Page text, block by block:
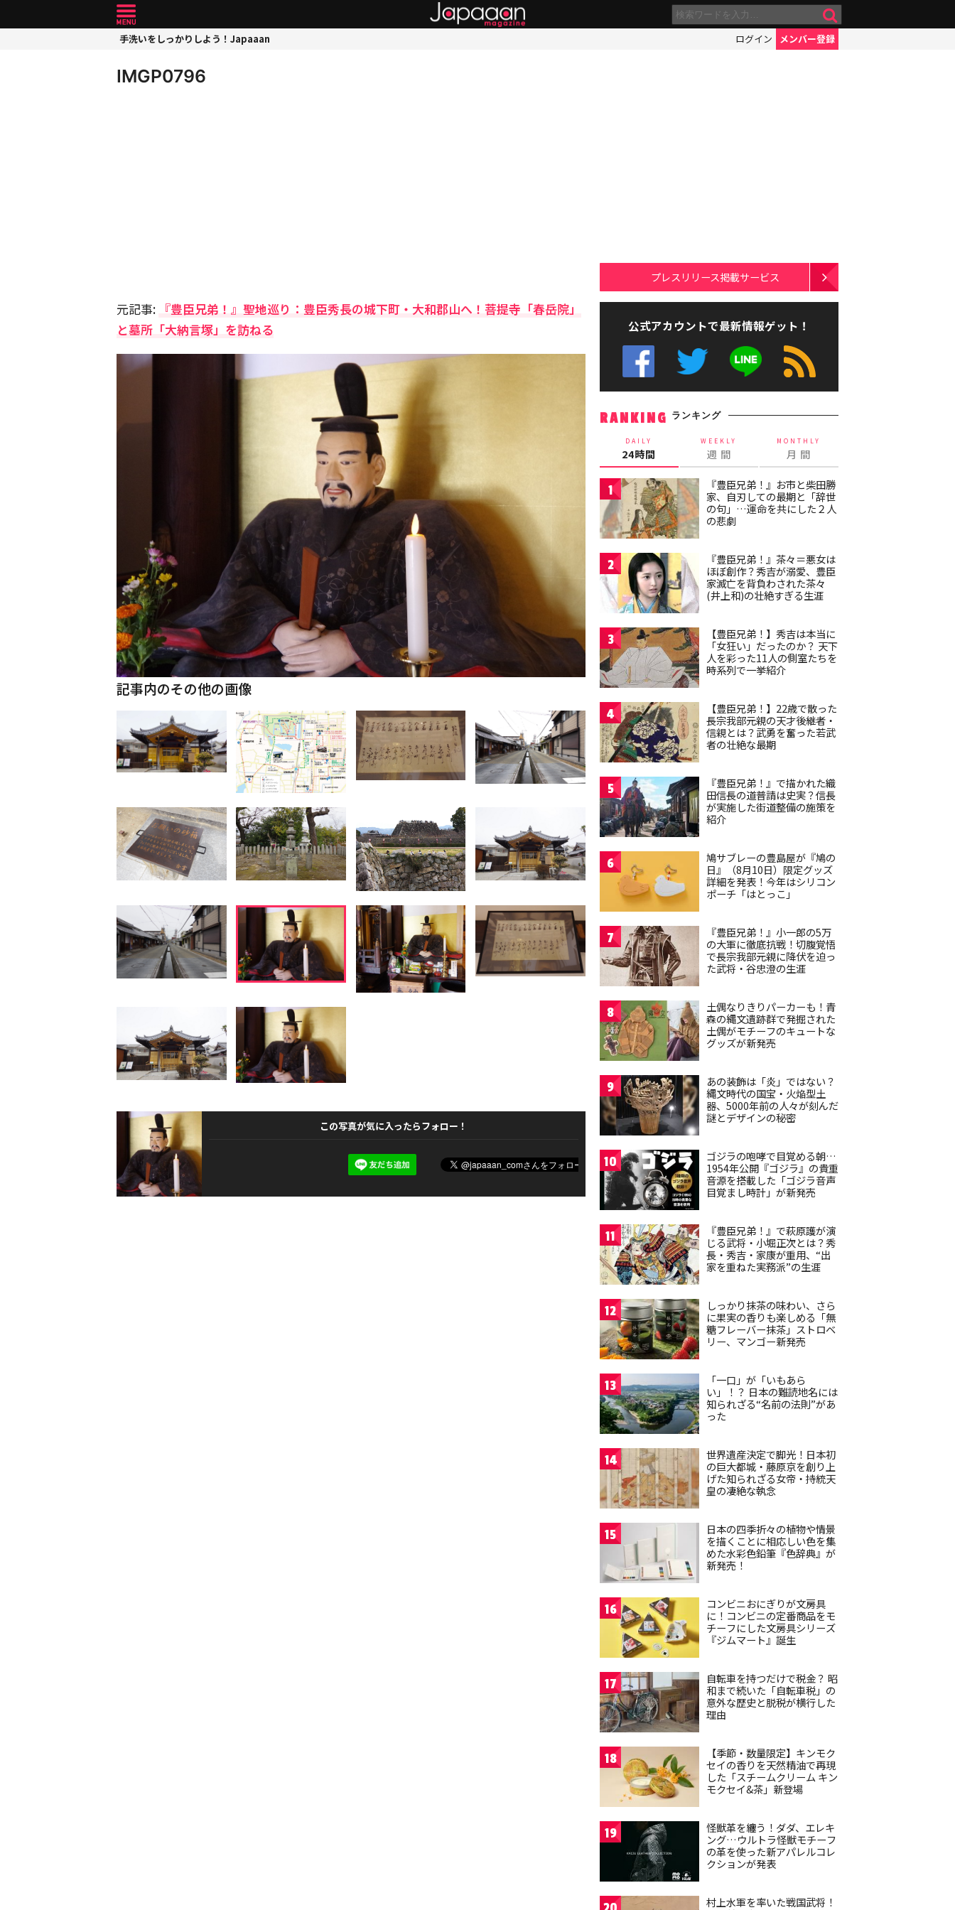
手洗いをしっかりしよう！Japaaan ログイン メンバー登録
IMGP0796
元記事: 『豊臣兄弟！』聖地巡り：豊臣秀長の城下町・大和郡山へ！菩提寺「春岳院」
と墓所「大納言塚」を訪ねる
記事内のその他の画像
この写真が気に入ったらフォロー！
プレスリリース掲載サービス
公式アカウントで最新情報ゲット！
RANKING ランキング
DAILY
24時間
WEEKLY
週 間
MONTHLY
月 間
1
『豊臣兄弟！』お市と柴田勝
家、自刃しての最期と「辞世
の句」…運命を共にした２人
の悲劇
2
『豊臣兄弟！』茶々＝悪女は
ほぼ創作？秀吉が溺愛、豊臣
家滅亡を背負わされた茶々
(井上和)の壮絶すぎる生涯
3
【豊臣兄弟！】秀吉は本当に
「女狂い」だったのか？ 天下
人を彩った11人の側室たちを
時系列で一挙紹介
4
【豊臣兄弟！】22歳で散った
長宗我部元親の天才後継者・
信親とは？武勇を奮った若武
者の壮絶な最期
5
『豊臣兄弟！』で描かれた織
田信長の道普請は史実？信長
が実施した街道整備の施策を
紹介
6
鳩サブレーの豊島屋が『鳩の
日』（8月10日）限定グッズ
詳細を発表！今年はシリコン
ポーチ「はとっこ」
7
『豊臣兄弟！』小一郎の5万
の大軍に徹底抗戦！切腹覚悟
で長宗我部元親に降伏を迫っ
た武将・谷忠澄の生涯
8
土偶なりきりパーカーも！青
森の縄文遺跡群で発掘された
土偶がモチーフのキュートな
グッズが新発売
9
あの装飾は「炎」ではない？
縄文時代の国宝・火焔型土
器、5000年前の人々が刻んだ
謎とデザインの秘密
10
ゴジラの咆哮で目覚める朝…
1954年公開『ゴジラ』の貴重
音源を搭載した「ゴジラ音声
目覚まし時計」が新発売
11
『豊臣兄弟！』で萩原護が演
じる武将・小堀正次とは？秀
長・秀吉・家康が重用、“出
家を重ねた実務派”の生涯
12
しっかり抹茶の味わい、さら
に果実の香りも楽しめる「無
糖フレーバー抹茶」ストロベ
リー、マンゴー新発売
13
「一口」が「いもあら
い」！？ 日本の難読地名には
知られざる“名前の法則”があ
った
14
世界遺産決定で脚光！日本初
の巨大都城・藤原京を創り上
げた知られざる女帝・持統天
皇の凄絶な執念
15
日本の四季折々の植物や情景
を描くことに相応しい色を集
めた水彩色鉛筆『色辞典』が
新発売！
16
コンビニおにぎりが文房具
に！コンビニの定番商品をモ
チーフにした文房具シリーズ
『ジムマート』誕生
17
自転車を持つだけで税金？ 昭
和まで続いた「自転車税」の
意外な歴史と脱税が横行した
理由
18
【季節・数量限定】キンモク
セイの香りを天然精油で再現
した「スチームクリーム キン
モクセイ&茶」新登場
19
怪獣革を纏う！ダダ、エレキ
ング…ウルトラ怪獣モチーフ
の革を使った新アパレルコレ
クションが発表
村上水軍を率いた戦国武将！